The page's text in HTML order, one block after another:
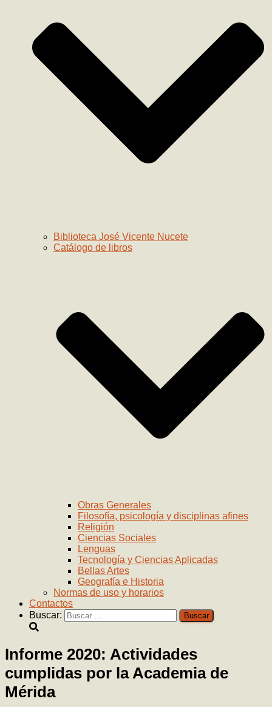
Biblioteca José Vicente Nucete
Catálogo de libros
Obras Generales
Filosofía, psicología y disciplinas afines
Religión
Ciencias Sociales
Lenguas
Tecnología y Ciencias Aplicadas
Bellas Artes
Geografía e Historia
Normas de uso y horarios
Contactos
Buscar:
Informe 2020: Actividades
cumplidas por la Academia de
Mérida